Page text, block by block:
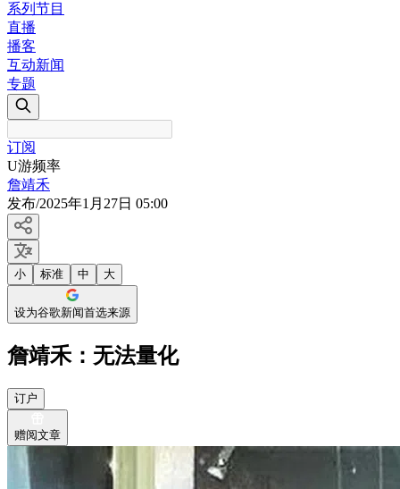
系列节目
直播
播客
互动新闻
专题
订阅
U游频率
詹靖禾
发布/2025年1月27日 05:00
小 标准 中 大
设为谷歌新闻首选来源
詹靖禾：无法量化
订户
赠阅文章